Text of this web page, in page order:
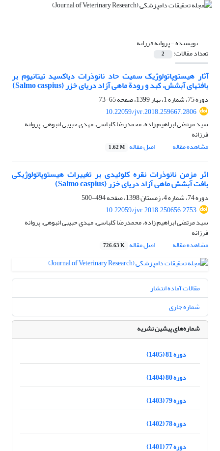
نویسنده =پروانه فرزانه
تعداد مقالات: 2
آثار هیستوپاتولوژیک سمیت حاد نانوذرات دی‎اکسید تیتانیوم بر
بافت‎های آبشش، کبد و رودة ماهی آزاد دریای خزر (Salmo caspius)
دوره 75، شماره 1، بهار 1399، صفحه
65-73
10.22059/jvr.2018.259667.2806
سید مرتضی ابراهیم زاده، محمدرضا کلباسی، مهدی حبیبی انبوهی، پروانه
فرزانه
مشاهده مقاله
اصل مقاله 1.62 M
اثر مزمن نانوذرات نقره کلوئیدی بر تغییرات هیستوپاتولوژیکی
بافت آبشش ماهی آزاد دریای خزر (Salmo caspius)
دوره 74، شماره 4، زمستان 1398، صفحه
494-500
10.22059/jvr.2018.250656.2753
سید مرتضی ابراهیم زاده، محمدرضا کلباسی، مهدی حبیبی انبوهی، پروانه
فرزانه
مشاهده مقاله
اصل مقاله 726.63 K
مقالات آماده انتشار
شماره جاری
شماره‌های پیشین نشریه
دوره 81 (1405)
دوره 80 (1404)
دوره 79 (1403)
دوره 78 (1402)
دوره 77 (1401)